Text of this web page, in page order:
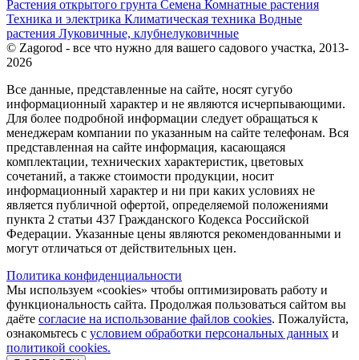
Растения открытого грунта Семена Комнатные растения
Техника и электрика Климатическая техника Водные
растения Луковичные, клубнелуковичные
© Zagorod - все что нужно для вашего садового участка, 2013-
2026
Все данные, представленные на сайте, носят сугубо
информационный характер и не являются исчерпывающими.
Для более подробной информации следует обращаться к
менеджерам компании по указанным на сайте телефонам. Вся
представленная на сайте информация, касающаяся
комплектации, технических характеристик, цветовых
сочетаний, а также стоимости продукции, носит
информационный характер и ни при каких условиях не
является публичной офертой, определяемой положениями
пункта 2 статьи 437 Гражданского Кодекса Российской
Федерации. Указанные цены являются рекомендованными и
могут отличаться от действительных цен.
Политика конфиденциальности
Мы используем «cookies» чтобы оптимизировать работу и
функциональность сайта. Продолжая пользоваться сайтом вы
даёте согласие на использование файлов cookies. Пожалуйста,
ознакомьтесь с условием обработки персональных данных и
политикой cookies.